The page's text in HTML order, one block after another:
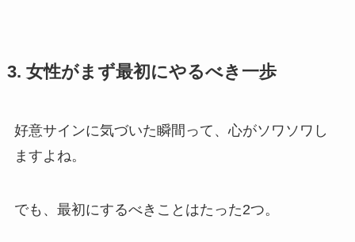
3. 女性がまず最初にやるべき一歩
好意サインに気づいた瞬間って、心がソワソワし
ますよね。
でも、最初にするべきことはたった2つ。